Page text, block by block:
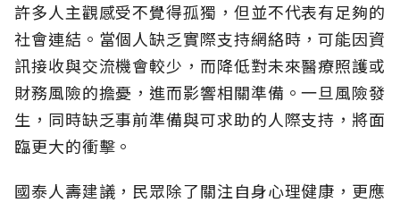
許多人主觀感受不覺得孤獨，但並不代表有足夠的
社會連結。當個人缺乏實際支持網絡時，可能因資
訊接收與交流機會較少，而降低對未來醫療照護或
財務風險的擔憂，進而影響相關準備。一旦風險發
生，同時缺乏事前準備與可求助的人際支持，將面
臨更大的衝擊。
國泰人壽建議，民眾除了關注自身心理健康，更應